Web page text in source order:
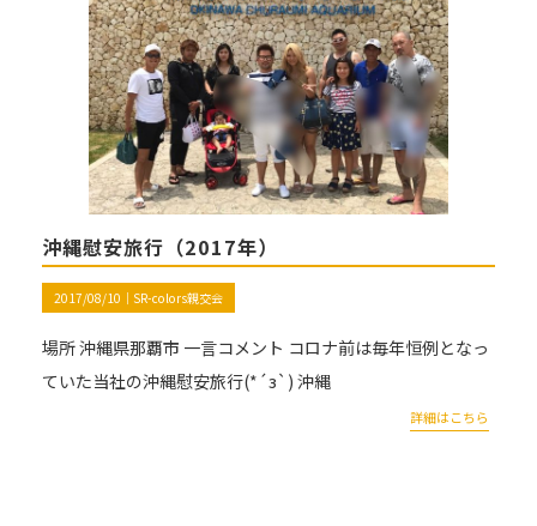
沖縄慰安旅行（2017年）
2017/08/10｜ SR-colors親交会
場所 沖縄県那覇市 一言コメント コロナ前は毎年恒例となっ
ていた当社の沖縄慰安旅行(*´з`) 沖縄
詳細はこちら